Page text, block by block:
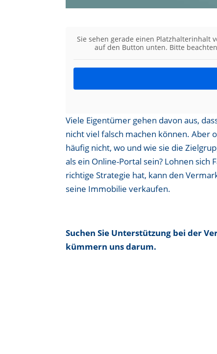
Sie sehen gerade einen Platzhalterinhalt
auf den Button unten. Bitte
Viele Eigentümer gehen davon aus,
nicht viel falsch machen können. Aber
häufig nicht, wo und wie sie die
als ein Online-Portal sein? Lohnen sich
richtige Strategie hat, kann den
seine Immobilie verkaufen.
Suchen Sie Unterstützung bei der
kümmern uns darum.